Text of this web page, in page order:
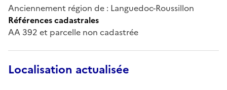
Anciennement région de : Languedoc-Roussillon
Références cadastrales
AA 392 et parcelle non cadastrée
Localisation actualisée